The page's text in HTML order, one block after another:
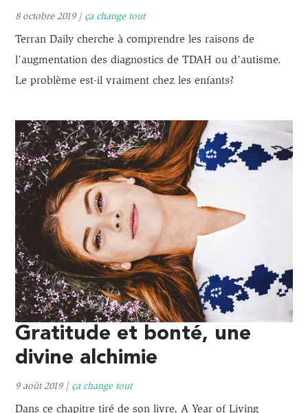
8 octobre 2019| ça change tout
Terran Daily cherche à comprendre les raisons de
l’augmentation des diagnostics de TDAH ou d’autisme.
Le problème est-il vraiment chez les enfants?
Gratitude et bonté, une
divine alchimie
9 août 2019| ça change tout
Dans ce chapitre tiré de son livre, A Year of Living